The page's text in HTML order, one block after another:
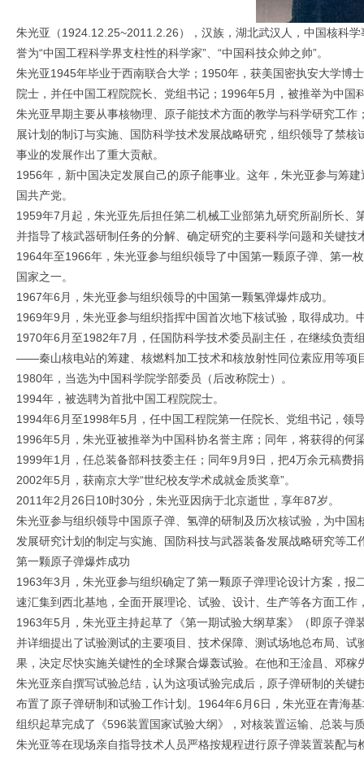
朱光亚（1924.12.25~2011.2.26），汉族，湖北武汉人，中国核科
誉为“中国工程科学界支柱性的科学家”、“中国科技众帅之帅”。
朱光亚1945年毕业于西南联合大学；1950年，获美国密执安大学博
院士，并任中国工程院院长、党组书记；1996年5月，被推举为中
朱光亚早期主要从事核物理、原子能技术方面的教学与科学研究工
展计划的制订与实施、国防科学技术发展战略研究，组织领导了禁
事业的发展作出了重大贡献。
1956年，新中国决定发展自己的原子能事业。这年，朱光亚参与筹
国共产党。
1959年7月起，朱光亚先后担任第二机械工业部第九研究所副所长
并指导了核武器研制任务的分解、确定研究的主要科学问题和关键
1964年至1966年，朱光亚参与组织领导了中国第一颗原子弹、第一
国家之一。
1967年6月，朱光亚参与组织领导的中国第一颗氢弹爆炸成功。
1969年9月，朱光亚参与组织指挥中国首次地下核试验，取得成功
1970年6月至1982年7月，任国防科学技术委员副主任，在继续负责
——秦山核电站的筹建、核燃料加工技术和核放射性同位素应用等项
1980年，当选为中国科学院学部委员（后改称院士）。
1994年，被选聘为首批中国工程院院士。
1994年6月至1998年5月，任中国工程院第一任院长、党组书记，领
1996年5月，朱光亚被推举为中国科协名誉主席；同年，将获得的
1999年1月，任总装备部科技委主任；同年9月9日，把4万余元稿费
2002年5月，获南京大学“世纪校友学术成就金质奖章”。
2011年2月26日10时30分，朱光亚因病于北京逝世，享年87岁。
朱光亚参与组织领导中国原子弹、氢弹的研制及历次核试验，为中
发展研究计划的制定与实施、国防科技与武器装备发展战略研究等工
第一颗原子弹爆炸成功
1963年3月，朱光亚参与组织确定了第一颗原子弹理论设计方案，
速汇集到西北基地，全面开展理论、试验、设计、生产等各方面工
1963年5月，朱光亚主持起草了《第一期试验大纲草案》（即原子
并详细提出了试验测试的主要项目、技术保障、测试场地总布局、
果，决定尽快实施关键性的全球聚合爆轰试验。在他和王淦昌、邓
朱光亚亲自撰写试验总结，认为这项试验完成后，原子弹研制的关
布置了原子弹研制和试验工作计划。1964年6月6日，朱光亚在青海
组织起草完成了《596装置国家试验大纲》，对核装置运输、总装
朱光亚等在现场亲自指导技术人员严格按规程进行原子弹装置装配